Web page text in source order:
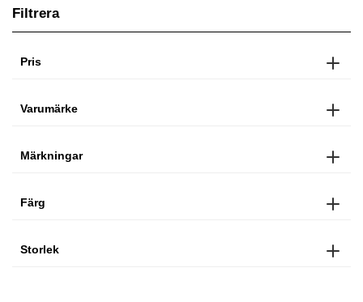
Filtrera
Pris
Varumärke
Märkningar
Färg
Storlek